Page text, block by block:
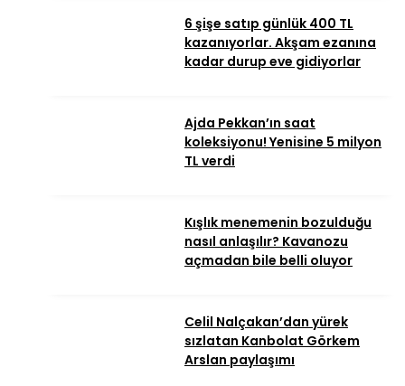
6 şişe satıp günlük 400 TL
kazanıyorlar. Akşam ezanına
kadar durup eve gidiyorlar
Ajda Pekkan’ın saat
koleksiyonu! Yenisine 5 milyon
TL verdi
Kışlık menemenin bozulduğu
nasıl anlaşılır? Kavanozu
açmadan bile belli oluyor
Celil Nalçakan’dan yürek
sızlatan Kanbolat Görkem
Arslan paylaşımı